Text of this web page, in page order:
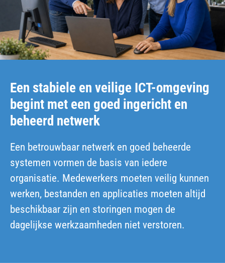
Een stabiele en veilige ICT-omgeving
begint met een goed ingericht en
beheerd netwerk
Een betrouwbaar netwerk en goed beheerde
systemen vormen de basis van iedere
organisatie. Medewerkers moeten veilig kunnen
werken, bestanden en applicaties moeten altijd
beschikbaar zijn en storingen mogen de
dagelijkse werkzaamheden niet verstoren.